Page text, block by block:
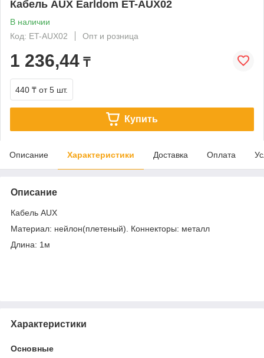
Кабель AUX Earldom ET-AUX02
В наличии
Код: ET-AUX02
Опт и розница
1 236,44 ₸
440 ₸ от 5 шт.
Купить
Описание Характеристики Доставка Оплата
Описание
Кабель AUX
Материал: нейлон(плетеный). Коннекторы: металл
Длина: 1м
Характеристики
Основные